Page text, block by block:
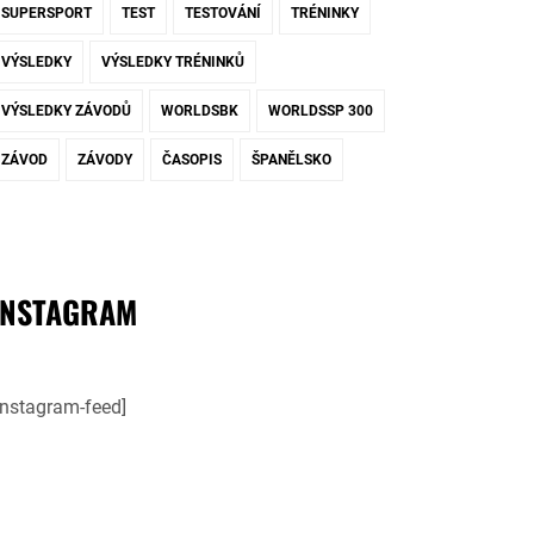
SUPERSPORT TEST TESTOVÁNÍ TRÉNINKY
VÝSLEDKY VÝSLEDKY TRÉNINKŮ
VÝSLEDKY ZÁVODŮ WORLDSBK WORLDSSP 300
ZÁVOD ZÁVODY ČASOPIS ŠPANĚLSKO
feed]